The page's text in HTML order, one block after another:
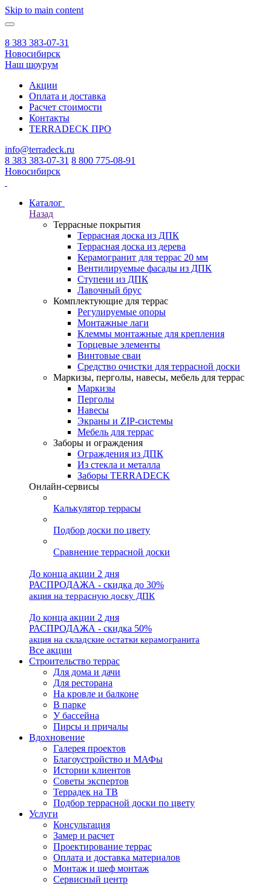
Skip to main content
8 383 383-07-31
Новосибирск
Наш шоурум
Акции
Оплата и доставка
Расчет стоимости
Контакты
TERRADECK ПРО
info@terradeck.ru
8 383 383-07-31 8 800 775-08-91
Новосибирск
Каталог
Назад
Террасные покрытия
Террасная доска из ДПК
Террасная доска из дерева
Керамогранит для террас 20 мм
Вентилируемые фасады из ДПК
Ступени из ДПК
Лавочный брус
Комплектующие для террас
Регулируемые опоры
Монтажные лаги
Клеммы монтажные для крепления
Торцевые элементы
Винтовые сваи
Средство очистки для террасной доски
Маркизы, перголы, навесы, мебель для террас
Маркизы
Перголы
Навесы
Экраны и ZIP-системы
Мебель для террас
Заборы и ограждения
Ограждения из ДПК
Из стекла и металла
Заборы TERRADECK
Онлайн-сервисы
Калькулятор террасы
Подбор доски по цвету
Сравнение террасной доски
До конца акции 2 дня
РАСПРОДАЖА - скидка до 30%
акция на террасную доску ДПК
До конца акции 2 дня
РАСПРОДАЖА - скидка 50%
акция на складские остатки керамогранита
Все акции
Строительство террас
Для дома и дачи
Для ресторана
На кровле и балконе
В парке
У бассейна
Пирсы и причалы
Вдохновение
Галерея проектов
Благоустройство и МАФы
Истории клиентов
Советы экспертов
Террадек на ТВ
Подбор террасной доски по цвету
Услуги
Консультация
Замер и расчет
Проектирование террас
Оплата и доставка материалов
Монтаж и шеф монтаж
Сервисный центр